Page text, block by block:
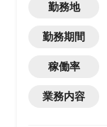
勤務地
勤務期間
稼働率
業務内容